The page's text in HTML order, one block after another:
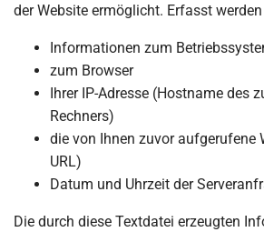
der Website ermöglicht. Erfasst
Informationen zum
zum Browser
Ihrer IP-Adresse (Hostname des
Rechners)
die von Ihnen zuvor aufgerufene
URL)
Datum und Uhrzeit der
Die durch diese Textdatei erzeugten